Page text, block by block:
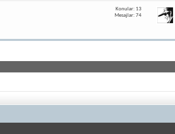
Konular: 13
Mesajlar: 74